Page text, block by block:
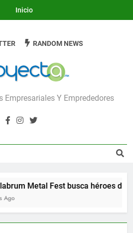
Inicio
Empresariales Y Emprededores
RANDOM NEWS
Metal Fest busca héroes de